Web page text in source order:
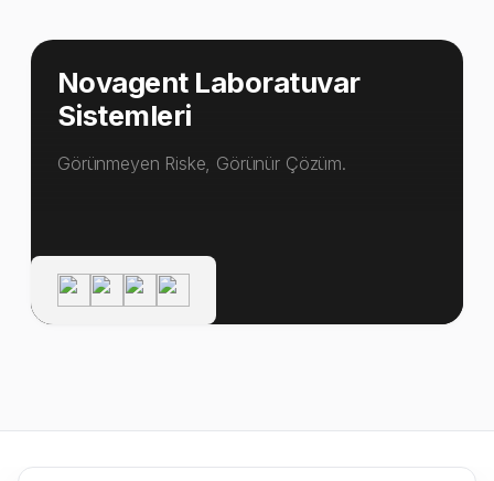
Novagent Laboratuvar
Sistemleri
Görünmeyen Riske, Görünür Çözüm.